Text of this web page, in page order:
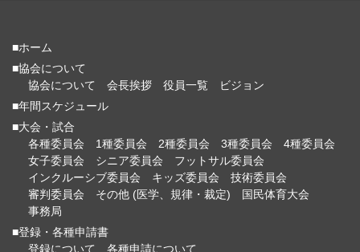
■ホーム
■協会について
協会について
会長挨拶 役員一覧
ビジョン
■年間スケジュール
■大会・試合
各種委員会
1種委員会 2種委員会 3種委員会
4種委員会
女子委員会
シニア委員会
フットサル委員会
インクルーシブ委員会
キッズ委員会
技術委員会
審判委員会
その他 (医学、規律・裁定)
国民体育大会
事務局
■登録・各種申請書
登録について
各種申請について